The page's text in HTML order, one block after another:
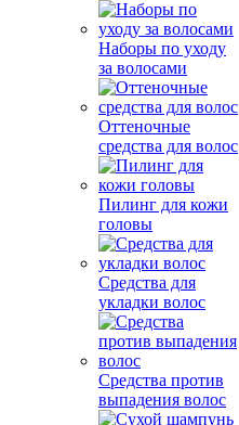
Наборы по уходу
за волосами
Оттеночные
средства для волос
Пилинг для кожи
головы
Средства для
укладки волос
Средства против
выпадения волос